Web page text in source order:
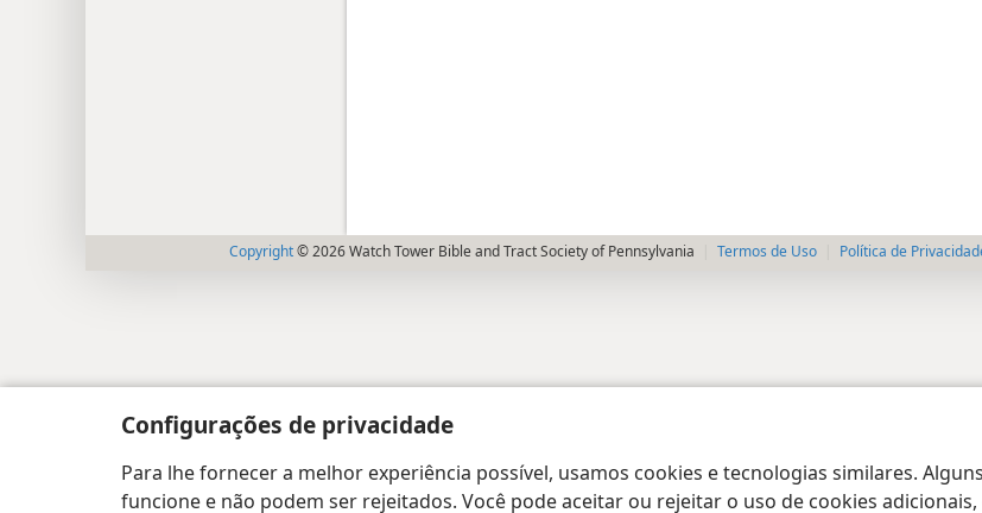
Configurações de privacidade
Para lhe fornecer a melhor experiência possível, usamos cookies e tecnologias similares.
funcione e não podem ser rejeitados. Você pode aceitar ou rejeitar o uso de cookies
Copyright© 2026 Watch Tower Bible and Tract Society of Pennsylvania Termos de Uso Política de